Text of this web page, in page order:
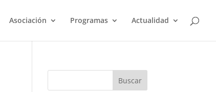
Asociación Programas Actualidad